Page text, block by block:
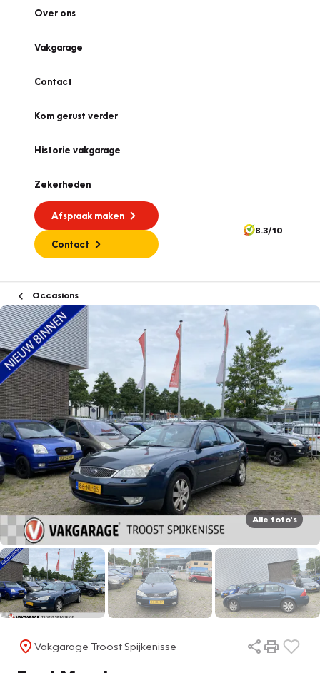
Over ons
Vakgarage
Contact
Kom gerust verder
Historie vakgarage
Zekerheden
Afspraak maken
Contact
8.3/10
Occasions
Alle foto's
Vakgarage Troost Spijkenisse